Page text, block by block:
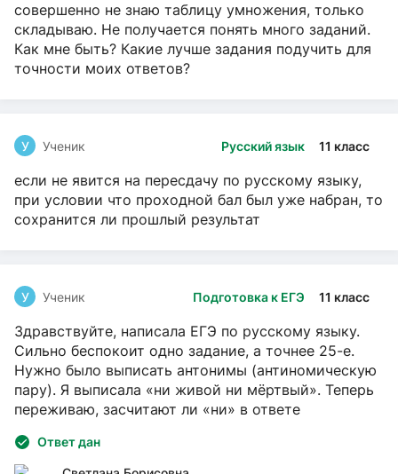
совершенно не знаю таблицу умножения, только
складываю. Не получается понять много заданий.
Как мне быть? Какие лучше задания подучить для
точности моих ответов?
Русский язык 11 класс
У Ученик
если не явится на пересдачу по русскому языку,
при условии что проходной бал был уже набран, то
сохранится ли прошлый результат
Подготовка к ЕГЭ 11 класс
У Ученик
Здравствуйте, написала ЕГЭ по русскому языку.
Сильно беспокоит одно задание, а точнее 25-е.
Нужно было выписать антонимы (антиномическую
пару). Я выписала «ни живой ни мёртвый». Теперь
переживаю, засчитают ли «ни» в ответе
Ответ дан